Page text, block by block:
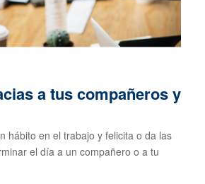
a tus compañeros y
hábito en el trabajo y felicita o da las
el día a un compañero o a tu